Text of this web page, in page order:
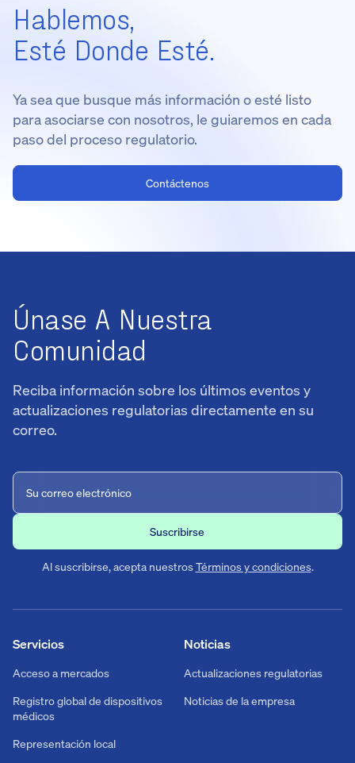
Hablemos,
Esté Donde Esté.
Ya sea que busque más información o esté listo
para asociarse con nosotros, le guiaremos en cada
paso del proceso regulatorio.
Contáctenos
Únase A Nuestra
Comunidad
Reciba información sobre los últimos eventos y
actualizaciones regulatorias directamente en su
correo.
Al suscribirse, acepta nuestrosTérminos y condiciones.
Noticias
Actualizaciones regulatorias
Noticias de la empresa
Servicios
Acceso a mercados
Registro global de dispositivos
médicos
Representación local